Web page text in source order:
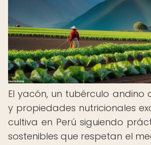
El yacón, un tubérculo andino
y propiedades nutricionales
cultiva en Perú siguiendo
sostenibles que respetan el